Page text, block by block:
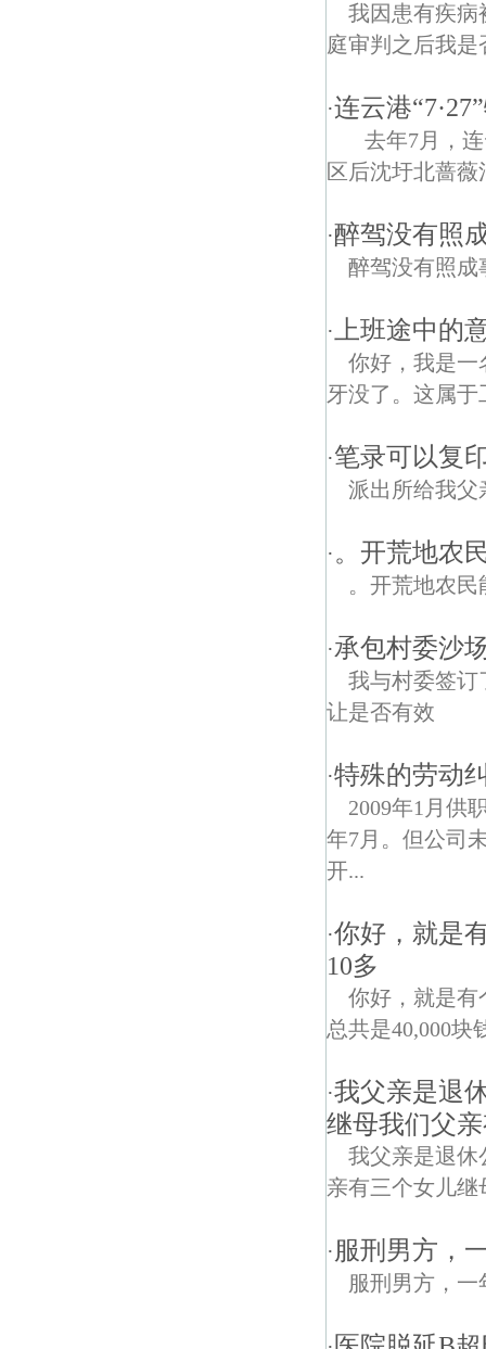
我因患有疾病
庭审判之后我
·连云港
去年7月，
区后沈圩北蔷
·醉驾没有照
醉驾没有照成
· 上班途中的
你好，我是一
牙没了。这属
·笔录可以复
派出所给我父
·。开荒地农
。开荒地农
·承包村委沙
我与村委签订
让是否有效
·特殊的劳动
2009年1月供
年7月。但公司
开...
·你好，就是
10多
你好，就是有
总共是40,000块
·我父亲是退
继母我们父
我父亲是退休
亲有三个女儿
· 服刑男方，
服刑男方，